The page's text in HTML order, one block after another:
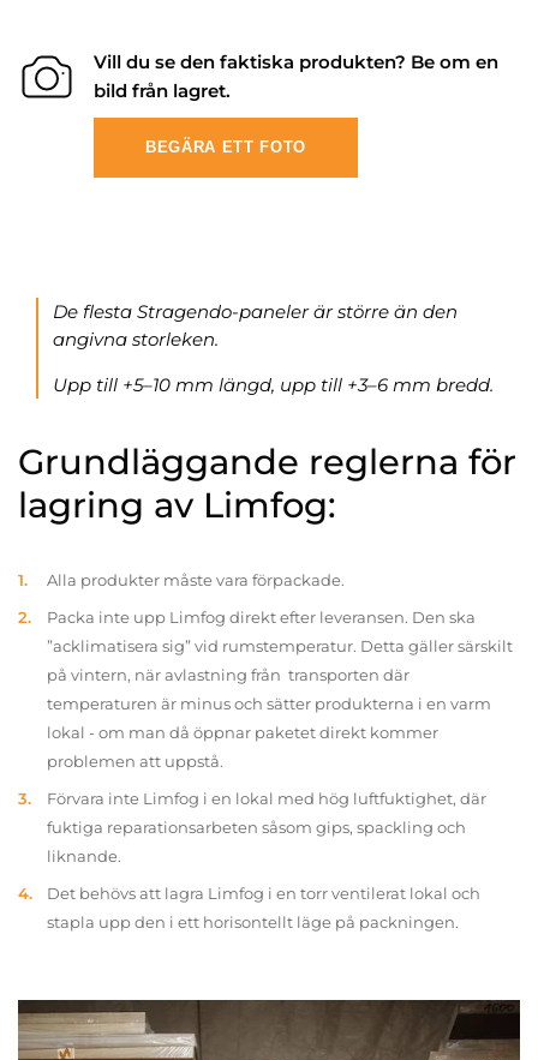
Vill du se den faktiska produkten? Be om en
bild från lagret.
BEGÄRA ETT FOTO
De flesta Stragendo-paneler är större än den
angivna storleken.
Upp till +5–10 mm längd, upp till +3–6 mm bredd.
Grundläggande reglerna för
lagring av Limfog:
Alla produkter måste vara förpackade.
Packa inte upp Limfog direkt efter leveransen. Den ska
”acklimatisera sig” vid rumstemperatur. Detta gäller särskilt
på vintern, när avlastning från transporten där
temperaturen är minus och sätter produkterna i en varm
lokal - om man då öppnar paketet direkt kommer
problemen att uppstå.
Förvara inte Limfog i en lokal med hög luftfuktighet, där
fuktiga reparationsarbeten såsom gips, spackling och
liknande.
Det behövs att lagra Limfog i en torr ventilerat lokal och
stapla upp den i ett horisontellt läge på packningen.